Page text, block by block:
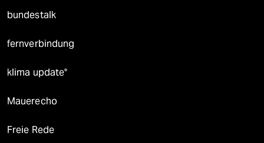
bundestalk
fernverbindung
klima update°
Mauerecho
Freie Rede